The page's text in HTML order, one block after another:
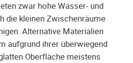
zwar hohe Wasser- und
die kleinen Zwischenräume
Alternative Materialien
aufgrund ihrer überwiegend
Oberfläche meistens